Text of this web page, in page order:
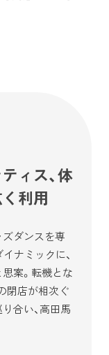
ィス、体
利用
ダンスを専
ナミックに、
案。転機とな
閉店が相次ぐ
合い、高田馬